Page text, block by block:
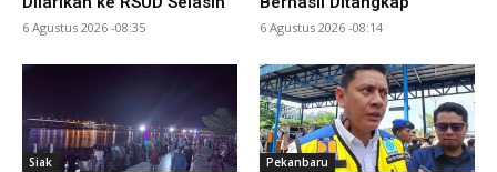
6 Agustus 2026 -08:35 6 Agustus 2026 -08:14
Siak Pekanbaru